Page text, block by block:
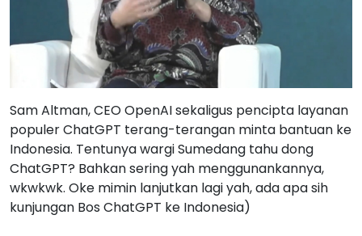
Sam Altman, CEO OpenAI sekaligus pencipta layanan
populer ChatGPT terang-terangan minta bantuan ke
Indonesia. Tentunya wargi Sumedang tahu dong
ChatGPT? Bahkan sering yah menggunankannya,
wkwkwk. Oke mimin lanjutkan lagi yah, ada apa sih
kunjungan Bos ChatGPT ke Indonesia)